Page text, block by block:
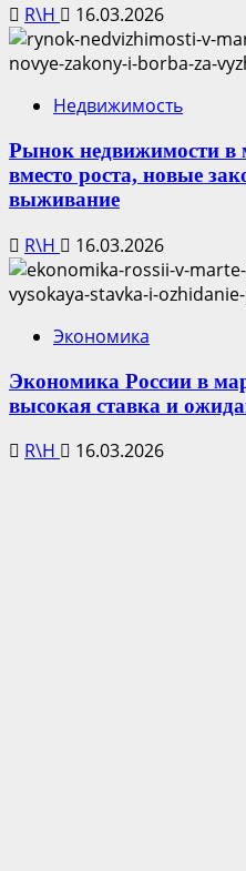
R\H 16.03.2026
Недвижимость
Рынок недвижимости в
вместо роста, новые
выживание
R\H 16.03.2026
Экономика
Экономика России в
высокая ставка и
R\H 16.03.2026